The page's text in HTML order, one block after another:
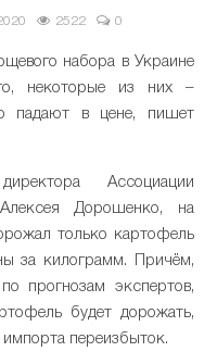
2522 0
набора в Украине
некоторые из них –
падают в цене, пишет
Ассоциации
Дорошенко, на
только картофель
за килограмм. Причём,
прогнозам экспертов,
будет дорожать,
импорта переизбыток.